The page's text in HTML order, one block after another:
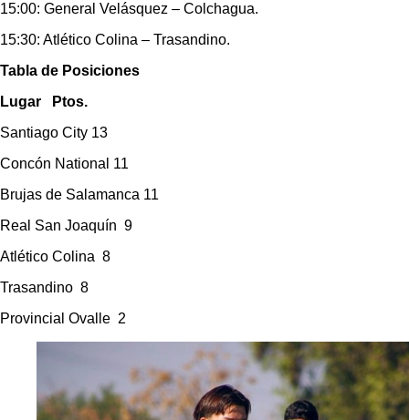
15:00: General Velásquez – Colchagua.
15:30: Atlético Colina – Trasandino.
Tabla de Posiciones
Lugar Ptos.
Santiago City 13
Concón National 11
Brujas de Salamanca 11
Real San Joaquín 9
Atlético Colina 8
Trasandino 8
Provincial Ovalle 2